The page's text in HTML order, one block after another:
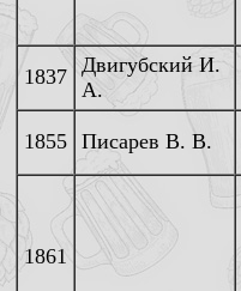
1837 Двигубский И.
А.
1855 Писарев В. В.
1861